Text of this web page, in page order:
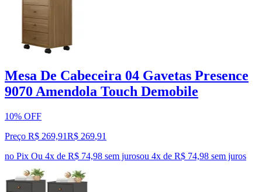
Mesa De Cabeceira 04 Gavetas Presence
9070 Amendola Touch Demobile
10% OFF
Preço R$ 269,91R$ 269,91
no Pix Ou 4x de R$ 74,98 sem jurosou 4x de R$ 74,98 sem juros